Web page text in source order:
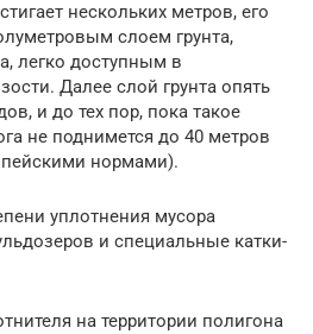
нескольких метров, его
слоем грунта,
легко доступным в
Далее слой грунта опять
и до тех пор, пока такое
не поднимется до 40 метров
нормами).
уплотнения мусора
и специальные катки-
на территории полигона